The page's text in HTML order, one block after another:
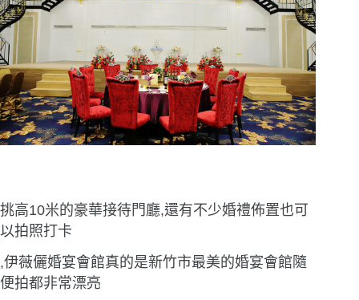
挑高10米的豪華接待門廳,還有不少婚禮佈置也可
以拍照打卡
,伊薇儷婚宴會館真的是新竹市最美的婚宴會館隨
便拍都非常漂亮